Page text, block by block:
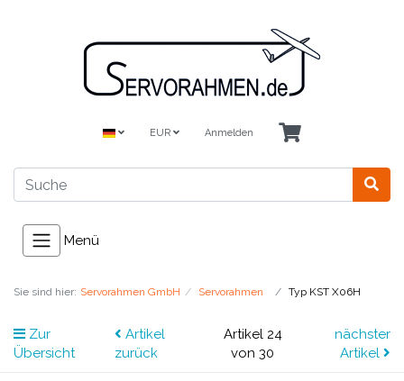
EUR Anmelden
Menü
Sie sind hier: Servorahmen GmbH Servorahmen Typ KST X06H
Zur
Übersicht
Artikel
zurück
Artikel 24
von 30
nächster
Artikel